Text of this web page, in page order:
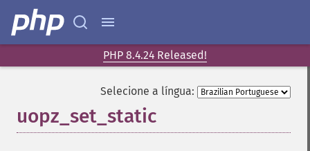
PHP 8.4.24 Released!
Selecione a língua:
uopz_set_static